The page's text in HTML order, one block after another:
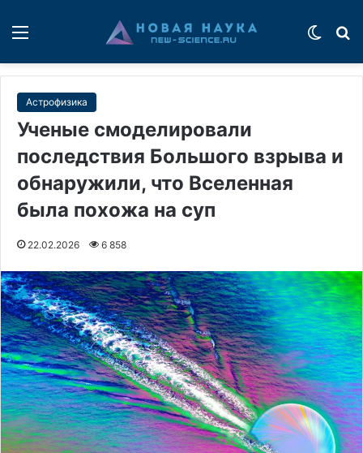
Астрофизика
Ученые смоделировали
последствия Большого взрыва и
обнаружили, что Вселенная
была похожа на суп
22.02.2026 6 858